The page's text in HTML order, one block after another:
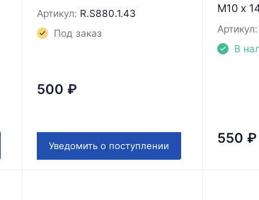
Артикул: R.S880.1.43
Под заказ
500 ₽
Уведомить о поступлении
М10 х
Артикул:
В
550 ₽